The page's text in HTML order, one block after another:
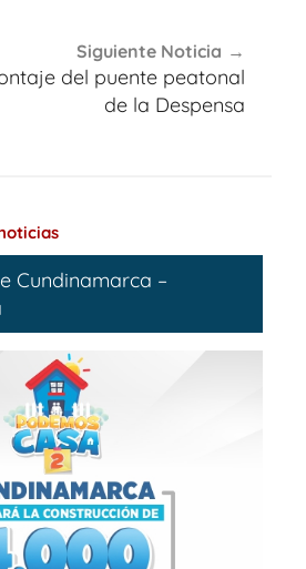
Siguiente Noticia
del puente peatonal
de la Despensa
Cundinamarca –